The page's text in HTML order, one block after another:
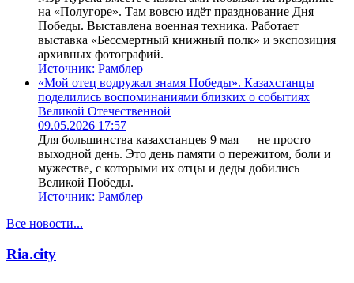
на «Полугоре». Там вовсю идёт празднование Дня
Победы. Выставлена военная техника. Работает
выставка «Бессмертный книжный полк» и экспозиция
архивных фотографий.
Источник: Рамблер
«Мой отец водружал знамя Победы». Казахстанцы
поделились воспоминаниями близких о событиях
Великой Отечественной
09.05.2026 17:57
Для большинства казахстанцев 9 мая — не просто
выходной день. Это день памяти о пережитом, боли и
мужестве, с которыми их отцы и деды добились
Великой Победы.
Источник: Рамблер
Все новости...
Ria.city